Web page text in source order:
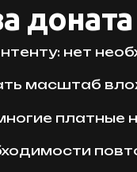
доната
нет
масштаб
платные